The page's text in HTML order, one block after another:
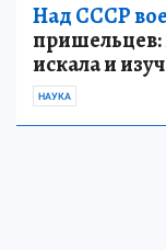
Над СССР
пришельцев:
искала и
НАУКА